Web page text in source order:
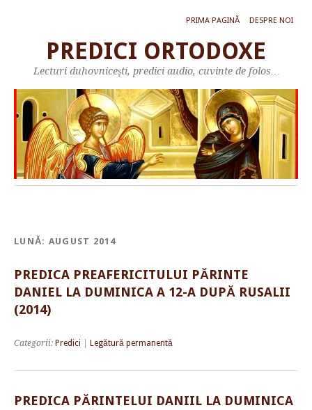
PRIMA PAGINĂ DESPRE NOI
PREDICI ORTODOXE
Lecturi duhovniceşti, predici audio, cuvinte de folos…
LUNĂ: AUGUST 2014
PREDICA PREAFERICITULUI PĂRINTE
DANIEL LA DUMINICA A 12-A DUPĂ RUSALII
(2014)
Categorii: Predici Legătură permanentă
PREDICA PĂRINTELUI DANIIL LA DUMINICA